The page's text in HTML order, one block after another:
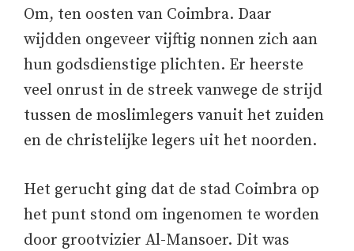
Om, ten oosten van Coimbra. Daar
wijdden ongeveer vijftig nonnen zich aan
hun godsdienstige plichten. Er heerste
veel onrust in de streek vanwege de strijd
tussen de moslimlegers vanuit het zuiden
en de christelijke legers uit het noorden.
Het gerucht ging dat de stad Coimbra op
het punt stond om ingenomen te worden
door grootvizier Al-Mansoer. Dit was